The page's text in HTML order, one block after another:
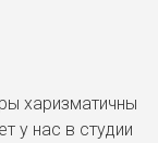
харизматичны
у нас в студии